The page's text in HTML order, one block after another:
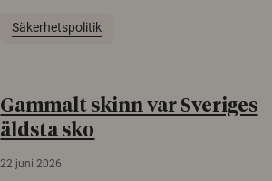
Säkerhetspolitik
Gammalt skinn var Sveriges
äldsta sko
22 juni 2026